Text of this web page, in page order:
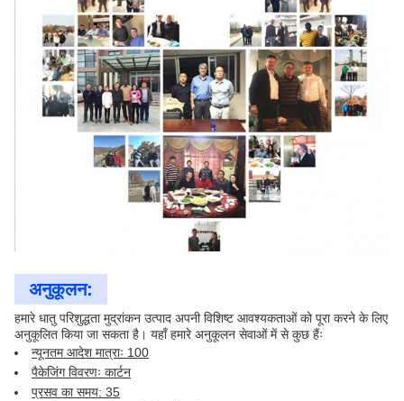
अनुकूलन:
हमारे धातु परिशुद्धता मुद्रांकन उत्पाद अपनी विशिष्ट आवश्यकताओं को पूरा करने के लिए
अनुकूलित किया जा सकता है। यहाँ हमारे अनुकूलन सेवाओं में से कुछ हैंः
न्यूनतम आदेश मात्राः 100
पैकेजिंग विवरणः कार्टन
प्रसव का समय: 35